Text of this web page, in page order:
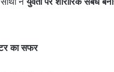
का सफर